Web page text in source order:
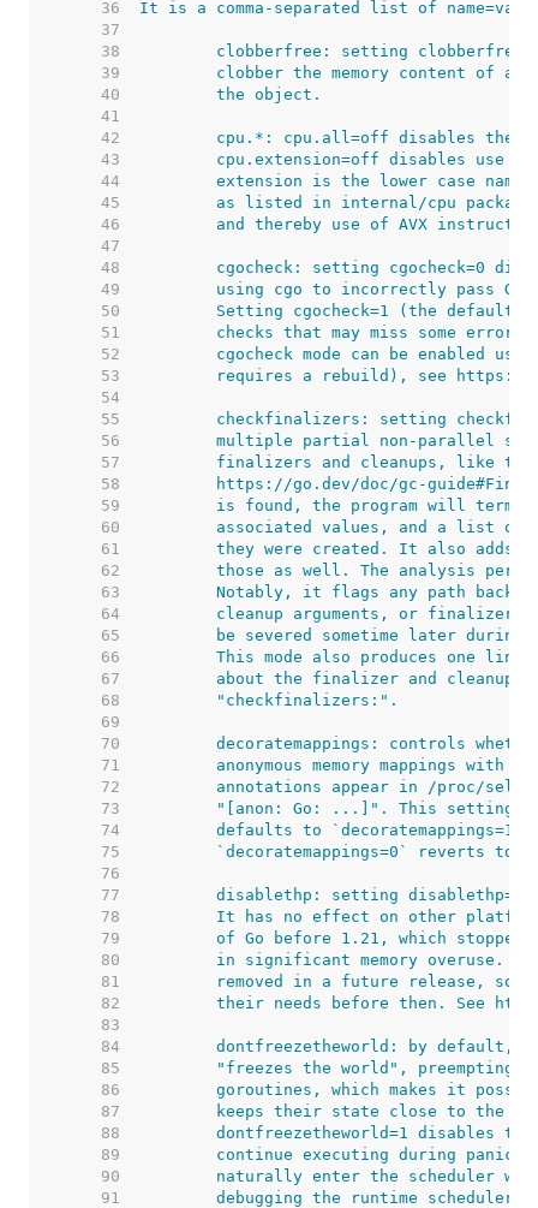
    36
    37
    38
    39
    40
    41
    42
    43
    44
    45
    46
    47
    48
    49
    50
    51
    52
    53
    54
    55
    56
    57
    58
    59
    60
    61
    62
    63
    64
    65
    66
    67
    68
    69
    70
    71
    72
    73
    74
    75
    76
    77
    78
    79
    80
    81
    82
    83
    84
    85
    86
    87
    88
    89
    90
    91